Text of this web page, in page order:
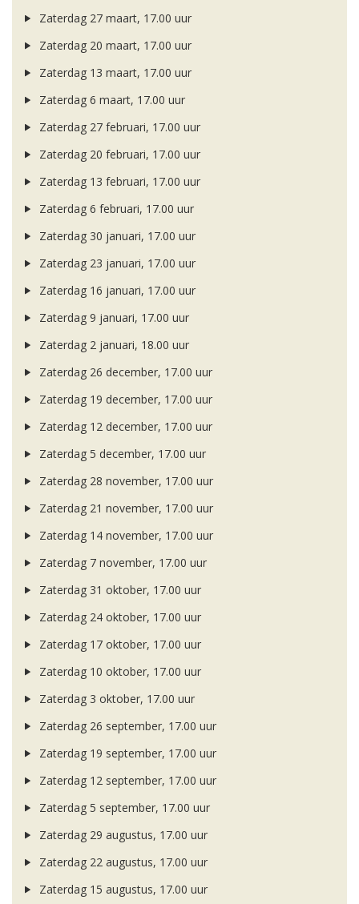
Zaterdag 27 maart, 17.00 uur
Zaterdag 20 maart, 17.00 uur
Zaterdag 13 maart, 17.00 uur
Zaterdag 6 maart, 17.00 uur
Zaterdag 27 februari, 17.00 uur
Zaterdag 20 februari, 17.00 uur
Zaterdag 13 februari, 17.00 uur
Zaterdag 6 februari, 17.00 uur
Zaterdag 30 januari, 17.00 uur
Zaterdag 23 januari, 17.00 uur
Zaterdag 16 januari, 17.00 uur
Zaterdag 9 januari, 17.00 uur
Zaterdag 2 januari, 18.00 uur
Zaterdag 26 december, 17.00 uur
Zaterdag 19 december, 17.00 uur
Zaterdag 12 december, 17.00 uur
Zaterdag 5 december, 17.00 uur
Zaterdag 28 november, 17.00 uur
Zaterdag 21 november, 17.00 uur
Zaterdag 14 november, 17.00 uur
Zaterdag 7 november, 17.00 uur
Zaterdag 31 oktober, 17.00 uur
Zaterdag 24 oktober, 17.00 uur
Zaterdag 17 oktober, 17.00 uur
Zaterdag 10 oktober, 17.00 uur
Zaterdag 3 oktober, 17.00 uur
Zaterdag 26 september, 17.00 uur
Zaterdag 19 september, 17.00 uur
Zaterdag 12 september, 17.00 uur
Zaterdag 5 september, 17.00 uur
Zaterdag 29 augustus, 17.00 uur
Zaterdag 22 augustus, 17.00 uur
Zaterdag 15 augustus, 17.00 uur